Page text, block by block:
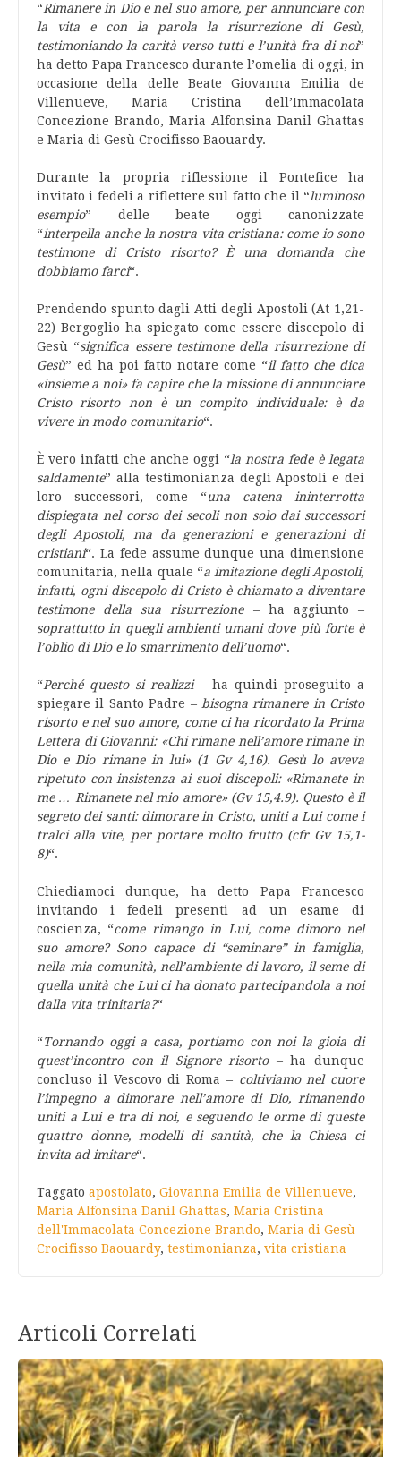
“Rimanere in Dio e nel suo amore, per annunciare con
la vita e con la parola la risurrezione di Gesù,
testimoniando la carità verso tutti e l’unità fra di noi”
ha detto Papa Francesco durante l’omelia di oggi, in
occasione della delle Beate Giovanna Emilia de
Villenueve, Maria Cristina dell’Immacolata
Concezione Brando, Maria Alfonsina Danil Ghattas
e Maria di Gesù Crocifisso Baouardy.
Durante la propria riflessione il Pontefice ha
invitato i fedeli a riflettere sul fatto che il “luminoso
esempio” delle beate oggi canonizzate
“interpella anche la nostra vita cristiana: come io sono
testimone di Cristo risorto? È una domanda che
dobbiamo farci“.
Prendendo spunto dagli Atti degli Apostoli (At 1,21-
22) Bergoglio ha spiegato come essere discepolo di
Gesù “significa essere testimone della risurrezione di
Gesù” ed ha poi fatto notare come “il fatto che dica
«insieme a noi» fa capire che la missione di annunciare
Cristo risorto non è un compito individuale: è da
vivere in modo comunitario“.
È vero infatti che anche oggi “la nostra fede è legata
saldamente” alla testimonianza degli Apostoli e dei
loro successori, come “una catena ininterrotta
dispiegata nel corso dei secoli non solo dai successori
degli Apostoli, ma da generazioni e generazioni di
cristiani“. La fede assume dunque una dimensione
comunitaria, nella quale “a imitazione degli Apostoli,
infatti, ogni discepolo di Cristo è chiamato a diventare
testimone della sua risurrezione– ha aggiunto –
soprattutto in quegli ambienti umani dove più forte è
l’oblio di Dio e lo smarrimento dell’uomo“.
“Perché questo si realizzi– ha quindi proseguito a
spiegare il Santo Padre – bisogna rimanere in Cristo
risorto e nel suo amore, come ci ha ricordato la Prima
Lettera di Giovanni: «Chi rimane nell’amore rimane in
Dio e Dio rimane in lui» (1 Gv 4,16). Gesù lo aveva
ripetuto con insistenza ai suoi discepoli: «Rimanete in
me … Rimanete nel mio amore» (Gv 15,4.9). Questo è il
segreto dei santi: dimorare in Cristo, uniti a Lui come i
tralci alla vite, per portare molto frutto (cfr Gv 15,1-
8)“.
Chiediamoci dunque, ha detto Papa Francesco
invitando i fedeli presenti ad un esame di
coscienza, “come rimango in Lui, come dimoro nel
suo amore? Sono capace di “seminare” in famiglia,
nella mia comunità, nell’ambiente di lavoro, il seme di
quella unità che Lui ci ha donato partecipandola a noi
dalla vita trinitaria?“
“Tornando oggi a casa, portiamo con noi la gioia di
quest’incontro con il Signore risorto– ha dunque
concluso il Vescovo di Roma – coltiviamo nel cuore
l’impegno a dimorare nell’amore di Dio, rimanendo
uniti a Lui e tra di noi, e seguendo le orme di queste
quattro donne, modelli di santità, che la Chiesa ci
invita ad imitare“.
Taggato apostolato, Giovanna Emilia de Villenueve,
Maria Alfonsina Danil Ghattas, Maria Cristina
dell'Immacolata Concezione Brando, Maria di Gesù
Crocifisso Baouardy, testimonianza, vita cristiana
Articoli Correlati